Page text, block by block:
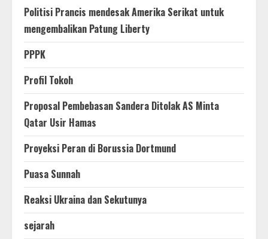
Politisi Prancis mendesak Amerika Serikat untuk
mengembalikan Patung Liberty
PPPK
Profil Tokoh
Proposal Pembebasan Sandera Ditolak AS Minta
Qatar Usir Hamas
Proyeksi Peran di Borussia Dortmund
Puasa Sunnah
Reaksi Ukraina dan Sekutunya
sejarah